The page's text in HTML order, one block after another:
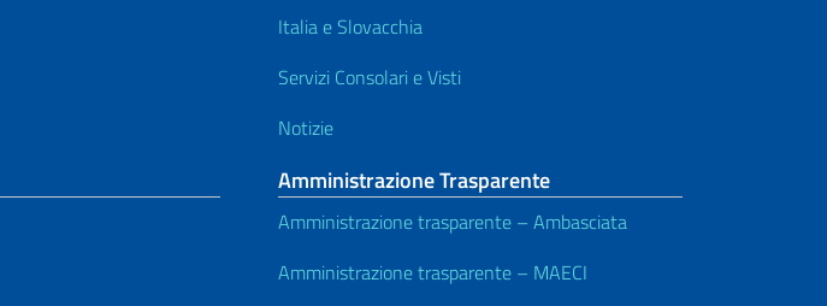
Italia e Slovacchia
Servizi Consolari e Visti
Notizie
Amministrazione Trasparente
Amministrazione trasparente – Ambasciata
Amministrazione trasparente – MAECI